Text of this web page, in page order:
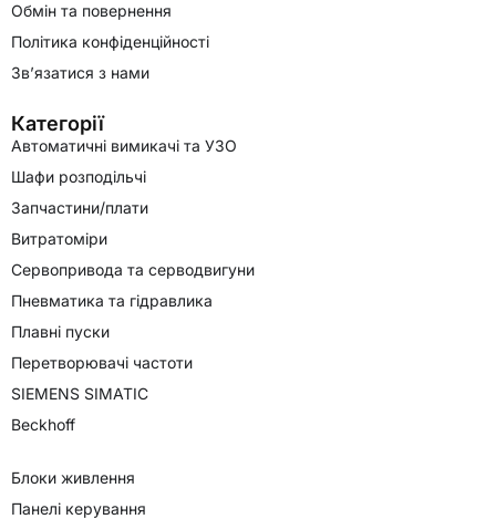
Обмін та повернення
Політика конфіденційності
Зв’язатися з нами
Категорії
Автоматичні вимикачі та УЗО
Шафи розподільчі
Запчастини/плати
Витратоміри
Сервопривода та серводвигуни
Пневматика та гідравлика
Плавні пуски
Перетворювачі частоти
SIEMENS SIMATIC
Beckhoff
Блоки живлення
Панелі керування